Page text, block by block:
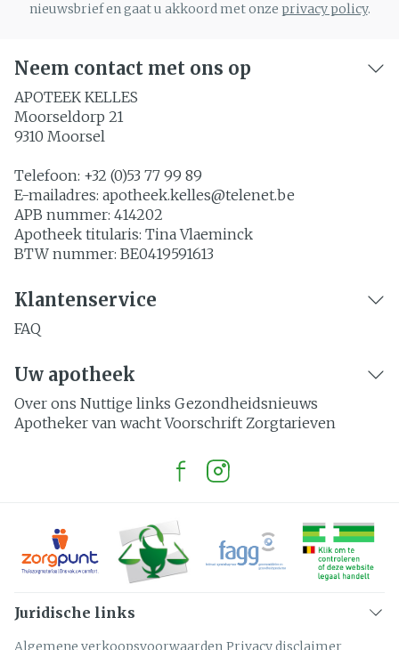
nieuwsbrief en gaat u akkoord met onze privacy policy.
Neem contact met ons op
APOTEEK KELLES
Moorseldorp 21
9310 Moorsel
Telefoon: +32 (0)53 77 99 89
E-mailadres: apotheek.kelles@telenet.be
APB nummer: 414202
Apotheek titularis: Tina Vlaeminck
BTW nummer: BE0419591613
Klantenservice
FAQ
Uw apotheek
Over ons Nuttige links Gezondheidsnieuws
Apotheker van wacht Voorschrift Zorgtarieven
Juridische links
Algemene verkoopsvoorwaarden Privacy disclaimer